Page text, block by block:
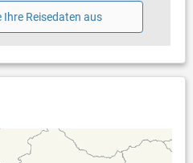
Ihre Reisedaten aus